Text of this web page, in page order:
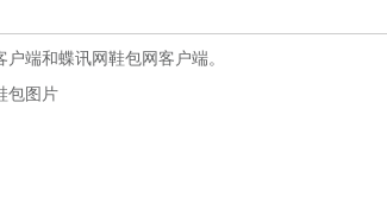
端和蝶讯网鞋包网客户端。
包图片